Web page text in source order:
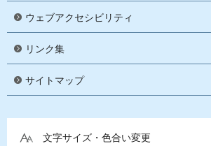
ウェブアクセシビリティ
リンク集
サイトマップ
文字サイズ・色合い変更